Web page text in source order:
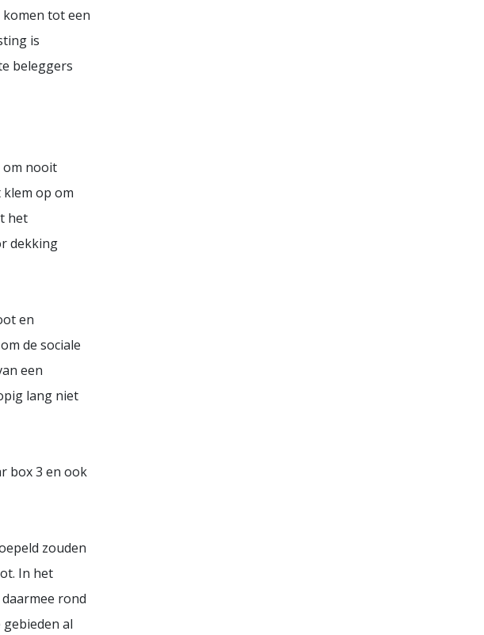
tot een
is
beleggers
om nooit
op om
het
dekking
en
de sociale
een
lang niet
box 3 en ook
zouden
In het
rond
al